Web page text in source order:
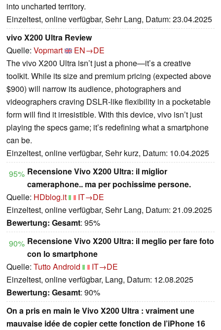
into uncharted territory.
Einzeltest, online verfügbar, Sehr Lang, Datum: 23.04.2025
vivo X200 Ultra Review
Quelle: Vopmart
EN→DE
The vivo X200 Ultra isn’t just a phone—it’s a creative
toolkit. While its size and premium pricing (expected above
$900) will narrow its audience, photographers and
videographers craving DSLR-like flexibility in a pocketable
form will find it irresistible. With this device, vivo isn’t just
playing the specs game; it’s redefining what a smartphone
can be.
Einzeltest, online verfügbar, Sehr kurz, Datum: 10.04.2025
95% Recensione Vivo X200 Ultra: il miglior
cameraphone.. ma per pochissime persone.
Quelle: HDblog.it
IT→DE
Einzeltest, online verfügbar, Sehr Lang, Datum: 21.09.2025
Bewertung: Gesamt: 95%
90% Recensione Vivo X200 Ultra: il meglio per fare foto
con lo smartphone
Quelle: Tutto Android
IT→DE
Einzeltest, online verfügbar, Lang, Datum: 12.08.2025
Bewertung: Gesamt: 90%
On a pris en main le Vivo X200 Ultra : vraiment une
mauvaise idée de copier cette fonction de l’iPhone 16